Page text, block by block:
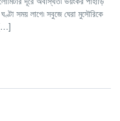
সময় লাগে৷ সবুজে ঘেরা মুসৌরিকে
[…]